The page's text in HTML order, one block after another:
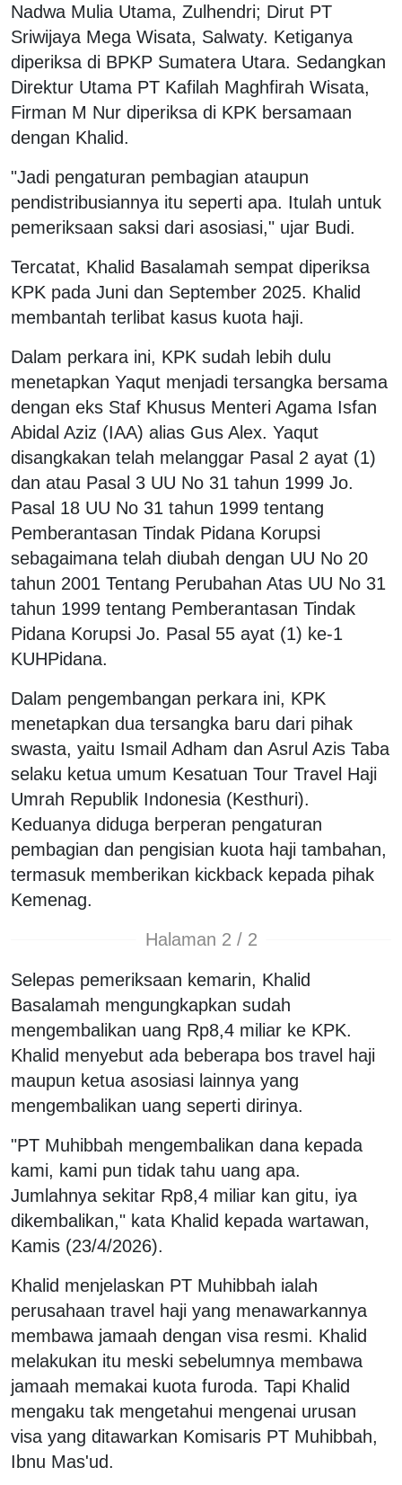
Nadwa Mulia Utama, Zulhendri; Dirut PT
Sriwijaya Mega Wisata, Salwaty. Ketiganya
diperiksa di BPKP Sumatera Utara. Sedangkan
Direktur Utama PT Kafilah Maghfirah Wisata,
Firman M Nur diperiksa di KPK bersamaan
dengan Khalid.
"Jadi pengaturan pembagian ataupun
pendistribusiannya itu seperti apa. Itulah untuk
pemeriksaan saksi dari asosiasi," ujar Budi.
Tercatat, Khalid Basalamah sempat diperiksa
KPK pada Juni dan September 2025. Khalid
membantah terlibat kasus kuota haji.
Dalam perkara ini, KPK sudah lebih dulu
menetapkan Yaqut menjadi tersangka bersama
dengan eks Staf Khusus Menteri Agama Isfan
Abidal Aziz (IAA) alias Gus Alex. Yaqut
disangkakan telah melanggar Pasal 2 ayat (1)
dan atau Pasal 3 UU No 31 tahun 1999 Jo.
Pasal 18 UU No 31 tahun 1999 tentang
Pemberantasan Tindak Pidana Korupsi
sebagaimana telah diubah dengan UU No 20
tahun 2001 Tentang Perubahan Atas UU No 31
tahun 1999 tentang Pemberantasan Tindak
Pidana Korupsi Jo. Pasal 55 ayat (1) ke-1
KUHPidana.
Dalam pengembangan perkara ini, KPK
menetapkan dua tersangka baru dari pihak
swasta, yaitu Ismail Adham dan Asrul Azis Taba
selaku ketua umum Kesatuan Tour Travel Haji
Umrah Republik Indonesia (Kesthuri).
Keduanya diduga berperan pengaturan
pembagian dan pengisian kuota haji tambahan,
termasuk memberikan kickback kepada pihak
Kemenag.
Halaman 2 / 2
Selepas pemeriksaan kemarin, Khalid
Basalamah mengungkapkan sudah
mengembalikan uang Rp8,4 miliar ke KPK.
Khalid menyebut ada beberapa bos travel haji
maupun ketua asosiasi lainnya yang
mengembalikan uang seperti dirinya.
"PT Muhibbah mengembalikan dana kepada
kami, kami pun tidak tahu uang apa.
Jumlahnya sekitar Rp8,4 miliar kan gitu, iya
dikembalikan," kata Khalid kepada wartawan,
Kamis (23/4/2026).
Khalid menjelaskan PT Muhibbah ialah
perusahaan travel haji yang menawarkannya
membawa jamaah dengan visa resmi. Khalid
melakukan itu meski sebelumnya membawa
jamaah memakai kuota furoda. Tapi Khalid
mengaku tak mengetahui mengenai urusan
visa yang ditawarkan Komisaris PT Muhibbah,
Ibnu Mas'ud.